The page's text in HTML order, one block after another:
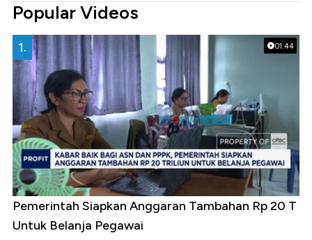
Popular Videos
01:44
1.
Pemerintah Siapkan Anggaran Tambahan Rp 20 T
Untuk Belanja Pegawai